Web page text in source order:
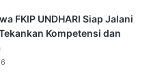
FKIP UNDHARI Siap Jalani
Kompetensi dan